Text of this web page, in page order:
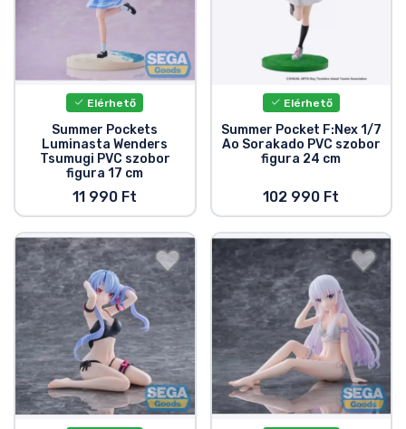
Elérhető
Summer Pockets
Luminasta Wenders
Tsumugi PVC szobor
figura 17 cm
11 990 Ft
Elérhető
Summer Pocket F:Nex 1/7
Ao Sorakado PVC szobor
figura 24 cm
102 990 Ft